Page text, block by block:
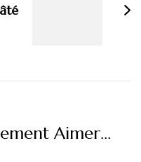
Aimer...